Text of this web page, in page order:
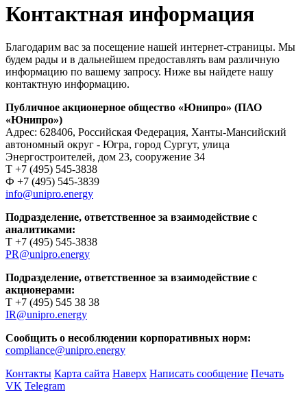
Контактная информация
Благодарим вас за посещение нашей интернет-страницы. Мы
будем рады и в дальнейшем предоставлять вам различную
информацию по вашему запросу. Ниже вы найдете нашу
контактную информацию.
Публичное акционерное общество «Юнипро» (ПАО
«Юнипро»)
Адрес: 628406, Российская Федерация, Ханты-Мансийский
автономный округ - Югра, город Сургут, улица
Энергостроителей, дом 23, сооружение 34
Т +7 (495) 545-3838
Ф +7 (495) 545-3839
info@unipro.energy
Подразделение, ответственное за взаимодействие с
аналитиками:
Т +7 (495) 545-3838
PR@unipro.energy
Подразделение, ответственное за взаимодействие с
акционерами:
Т +7 (495) 545 38 38
IR@unipro.energy
Сообщить о несоблюдении корпоративных норм:
compliance@unipro.energy
Контакты Карта сайта Наверх Написать сообщение Печать
VK Telegram